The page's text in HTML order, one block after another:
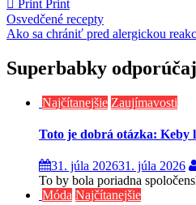
Print Print
Navigácia
v
článku
Osvedčené recepty
Ako sa chrániť pred alergickou
Superbabky
Najčítanejšie Zaujímavosti
Toto je dobrá otázka:
31. júla 202631. júla 2026
To by bola poriadna
Móda Najčítanejšie